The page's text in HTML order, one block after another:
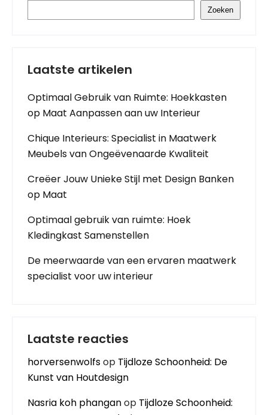
Zoeken
Laatste artikelen
Optimaal Gebruik van Ruimte: Hoekkasten
op Maat Aanpassen aan uw Interieur
Chique Interieurs: Specialist in Maatwerk
Meubels van Ongeëvenaarde Kwaliteit
Creëer Jouw Unieke Stijl met Design Banken
op Maat
Optimaal gebruik van ruimte: Hoek
Kledingkast Samenstellen
De meerwaarde van een ervaren maatwerk
specialist voor uw interieur
Laatste reacties
horversenwolfsop Tijdloze Schoonheid: De
Kunst van Houtdesign
Nasria koh phanganop Tijdloze Schoonheid: